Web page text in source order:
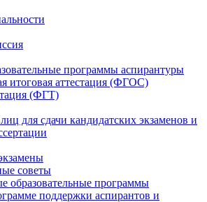
программы аспирантуры
итоговая аттестация (ФГОС)
(ФГТ)
для сдачи кандидатских экзаменов и
советы
образовательные программы
поддержки аспирантов и